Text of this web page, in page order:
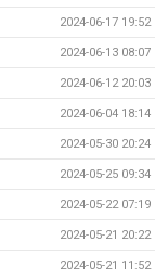
2024-06-17 19:52
2024-06-13 08:07
2024-06-12 20:03
2024-06-04 18:14
2024-05-30 20:24
2024-05-25 09:34
2024-05-22 07:19
2024-05-21 20:22
2024-05-21 11:52